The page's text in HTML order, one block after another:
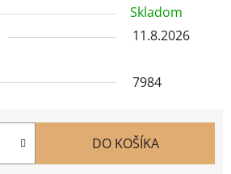
Skladom
11.8.2026
7984
DO KOŠÍKA